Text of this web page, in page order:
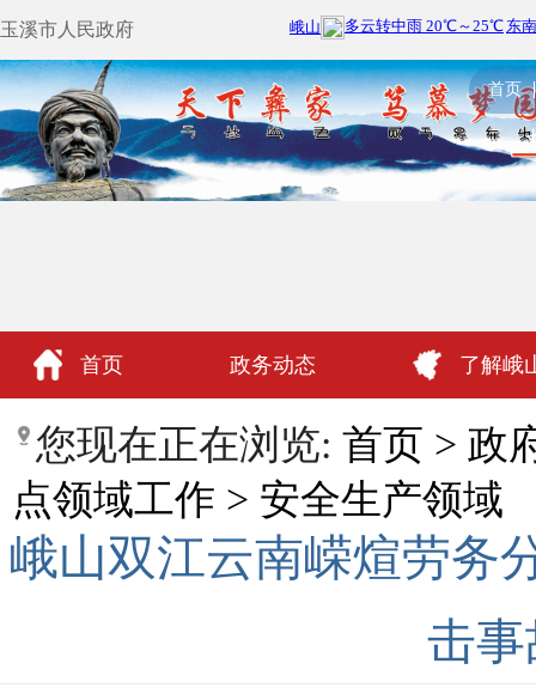
玉溪市人民政府
首页
首页 政务动态 了解峨
政民互动
您现在正在浏览: 首页 > 政
点领域工作 > 安全生产领域
峨山双江云南嵘煊劳务
击